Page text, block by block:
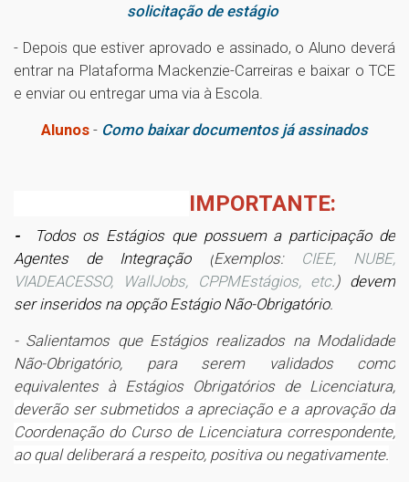
solicitação de estágio
- Depois que estiver aprovado e assinado, o Aluno deverá
entrar na Plataforma Mackenzie-Carreiras e baixar o TCE
e enviar ou entregar uma via à Escola
Alunos - Como baixar documentos já assinados
IMPORTANTE:
-
Todos os Estágios que possuem a participação de
Agentes de Integração
(Exemplos:
CIEE, NUBE,
VIADEACESSO, WallJobs, CPPMEstágios, etc. ) devem
ser inseridos na opção Estágio Não-Obrigatório.
- Salientamos que Estágios realizados na Modalidade
Não-Obrigatório, para serem validados como
equivalentes à Estágios Obrigatórios de Licenciatura,
deverão ser submetidos a apreciação e a aprovação da
Coordenação do Curso de Licenciatura correspondente,
ao qual deliberará a respeito, positiva ou negativamente.